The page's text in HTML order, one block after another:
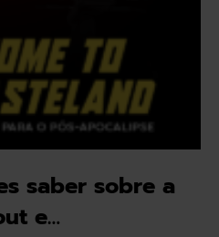
saber sobre a
e…